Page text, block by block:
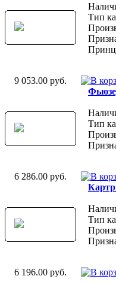
Тип
9 053.00 руб.
Тип
6 286.00 руб.
Тип
6 196.00 руб.